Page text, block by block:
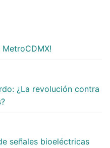
¿La revolución contra
señales bioeléctricas